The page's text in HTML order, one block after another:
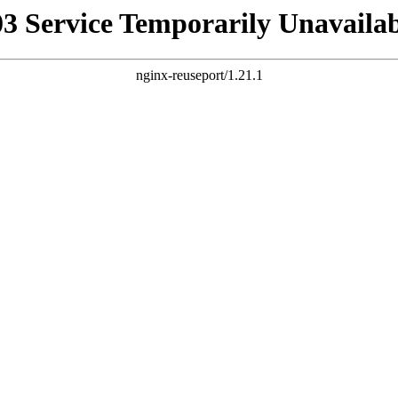
Service Temporarily
nginx-reuseport/1.21.1